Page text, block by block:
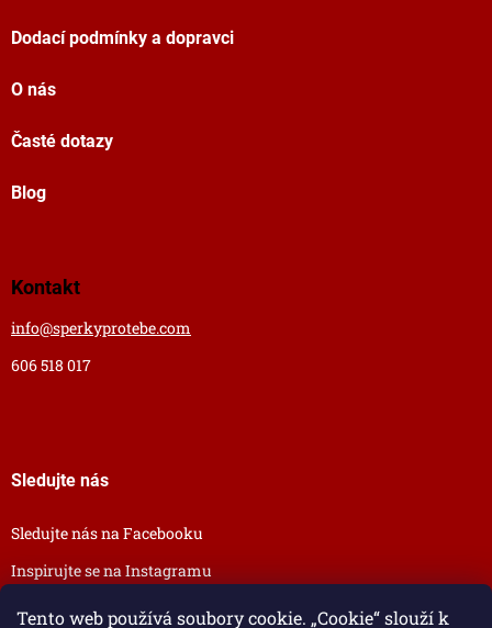
Tento web používá soubory cookie. „Cookie“ slouží k
Dodací podmínky a dopravci
O nás
Časté dotazy
Blog
Kontakt
info@sperkyprotebe.com
606 518 017
Sledujte nás
Sledujte nás na Facebooku
Inspirujte se na Instagramu